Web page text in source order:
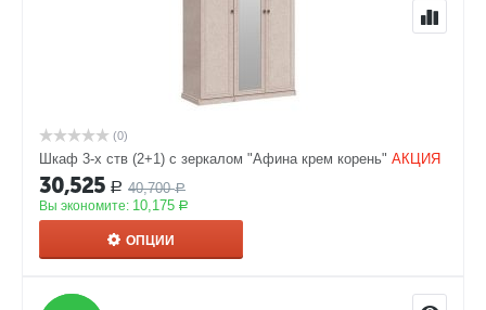
(0)
Шкаф 3-х ств (2+1) с зеркалом "Афина крем корень" АКЦИЯ
30,525 Р 40,700 Р
Вы экономите: 10,175 Р
ОПЦИИ